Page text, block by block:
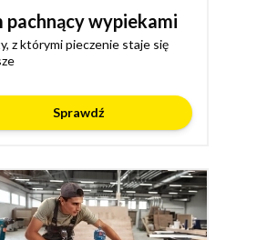
pachnący wypiekami
z którymi pieczenie staje się
Sprawdź